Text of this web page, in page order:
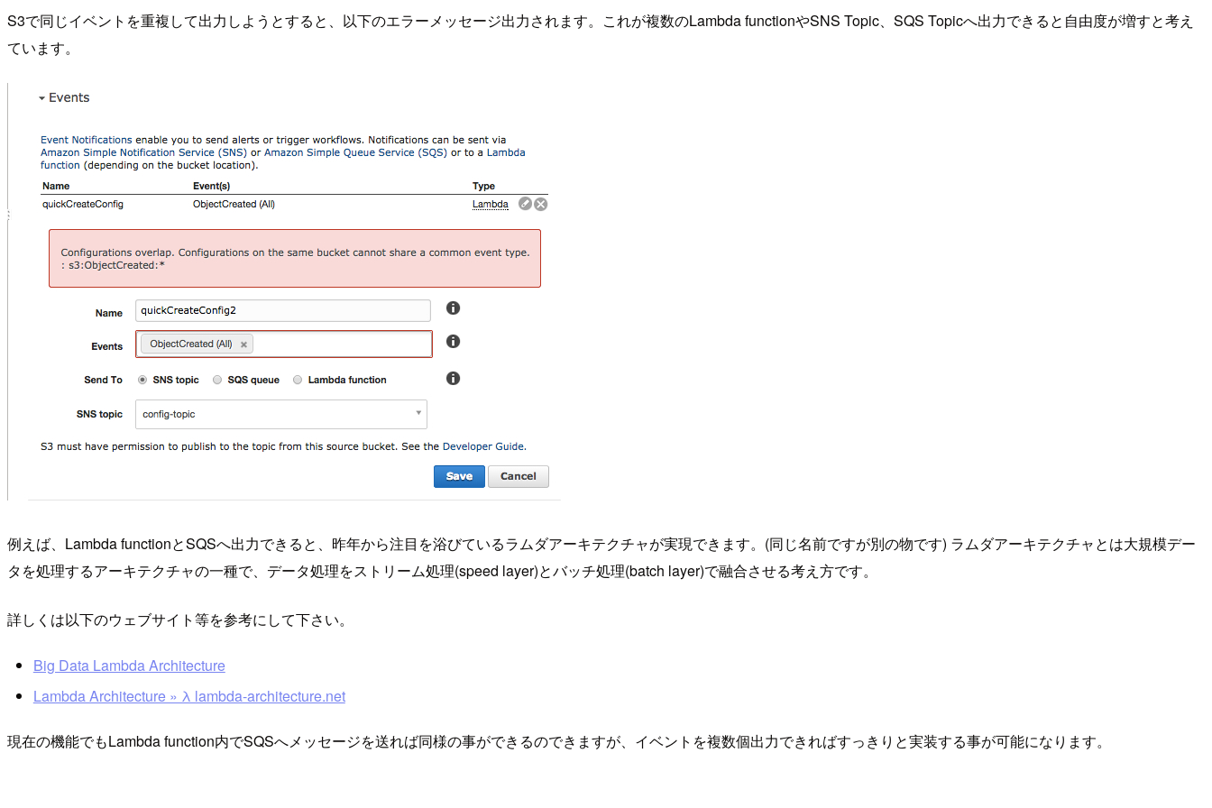
S3で同じイベントを重複して出力しようとすると、以下のエラーメッセージ出力されます。これが複数のLambda functionやSNS Topic、SQS Topicへ出力できると自由度が増すと考え
ています。
例えば、Lambda functionとSQSへ出力できると、昨年から注目を浴びているラムダアーキテクチャが実現できます。(同じ名前ですが別の物です) ラムダアーキテクチャとは大規模デー
タを処理するアーキテクチャの一種で、データ処理をストリーム処理(speed layer)とバッチ処理(batch layer)で融合させる考え方です。
詳しくは以下のウェブサイト等を参考にして下さい。
Big Data Lambda Architecture
Lambda Architecture » λ lambda-architecture.net
現在の機能でもLambda function内でSQSへメッセージを送れば同様の事ができるのできますが、イベントを複数個出力できればすっきりと実装する事が可能になります。